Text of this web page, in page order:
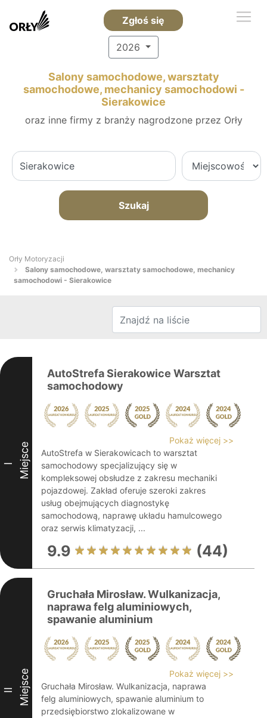
Zgłoś się
2026
Salony samochodowe, warsztaty
samochodowe, mechanicy samochodowi -
Sierakowice
oraz inne firmy z branży nagrodzone przez Orły
Szukaj
Orły Motoryzacji
Salony samochodowe, warsztaty samochodowe, mechanicy
samochodowi - Sierakowice
I Miejsce
AutoStrefa Sierakowice Warsztat
samochodowy
Pokaż więcej >>
AutoStrefa w Sierakowicach to warsztat
samochodowy specjalizujący się w
kompleksowej obsłudze z zakresu mechaniki
pojazdowej. Zakład oferuje szeroki zakres
usług obejmujących diagnostykę
samochodową, naprawę układu hamulcowego
oraz serwis klimatyzacji, ...
9.9 (44)
II Miejsce
Gruchała Mirosław. Wulkanizacja,
naprawa felg aluminiowych,
spawanie aluminium
Pokaż więcej >>
Gruchała Mirosław. Wulkanizacja, naprawa
felg aluminiowych, spawanie aluminium to
przedsiębiorstwo zlokalizowane w